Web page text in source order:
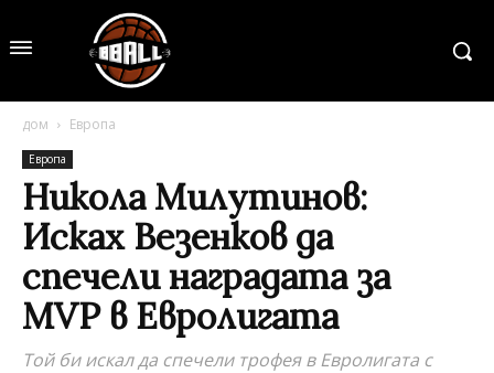
дом Европа
Европа
Никола Милутинов:
Исках Везенков да
спечели наградата за
MVP в Евролигата
Той би искал да спечели трофея в Евролигата с